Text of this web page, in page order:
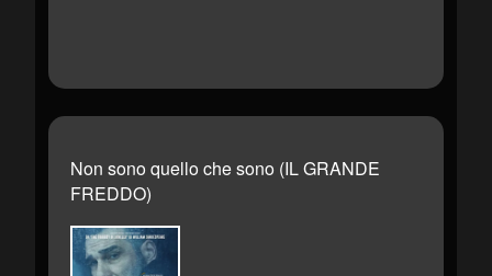
Non sono quello che sono (IL GRANDE
FREDDO)